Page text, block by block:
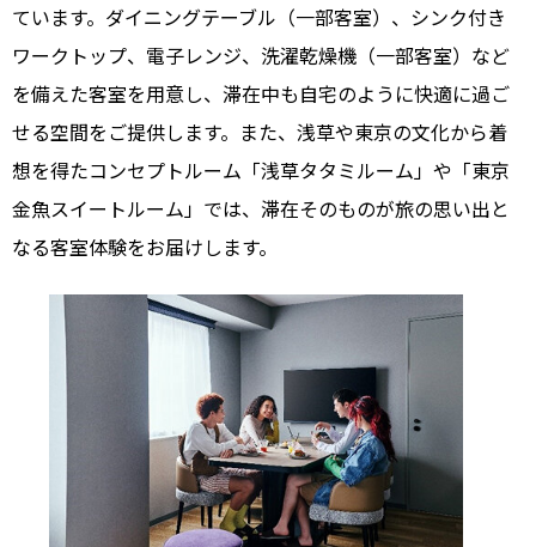
ています。ダイニングテーブル（一部客室）、シンク付き
ワークトップ、電子レンジ、洗濯乾燥機（一部客室）など
を備えた客室を用意し、滞在中も自宅のように快適に過ご
せる空間をご提供します。また、浅草や東京の文化から着
想を得たコンセプトルーム「浅草タタミルーム」や「東京
金魚スイートルーム」では、滞在そのものが旅の思い出と
なる客室体験をお届けします。